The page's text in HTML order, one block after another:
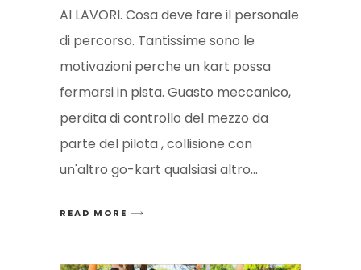
AI LAVORI. Cosa deve fare il personale
di percorso. Tantissime sono le
motivazioni perche un kart possa
fermarsi in pista. Guasto meccanico,
perdita di controllo del mezzo da
parte del pilota , collisione con
un'altro go-kart qualsiasi altro
READ MORE